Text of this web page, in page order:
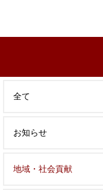
全て
お知らせ
地域・社会貢献